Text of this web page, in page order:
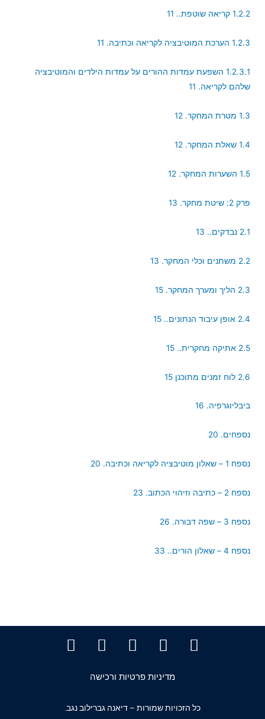
1.2.2 קריאה שוטפת.. 11
1.2.3 הערכת המוטיבציה לקריאה וכתיבה. 11
1.2.3.1 השפעת עמדות ההורים על עמדות הילדים והמוטיבציה
שלהם לקריאה. 11
1.3 מטרת המחקר. 12
1.4 שאלת המחקר. 12
1.5 השערות המחקר. 12
פרק 2: שיטת מחקר. 13
2.1 נבדקים.. 13
2.2 משתנים וכלי המחקר. 13
2.3 הליך ומערך המחקר. 15
2.4 אופן עיבוד הנתונים.. 15
2.5 אתיקה מחקרית.. 15
2.6 לוח זמנים מתוכנן 15
ביבליוגרפיה. 16
נספחים. 20
נספח 1 – שאלון מוטיבציה לקריאה וכתיבה. 20
נספח 2 – כתיבה וזיהוי הכתוב. 23
נספח 3 – שפה דבורה. 26
נספח 4 – שאלון הורים.. 33
מדיניות פרטיות ורכישה
כל הזכויות שמורות – דיאנה גברילוב נגב.